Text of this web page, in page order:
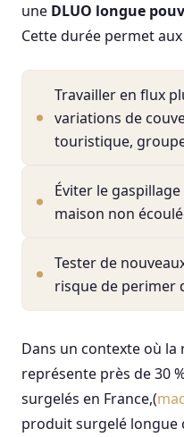
une DLUO longue
Cette durée permet
Travailler en flux
variations de
touristique,
Éviter le
maison non
Tester de
risque de perimer
Dans un contexte où
représente près de 30
surgelés en France,(
produit surgelé longue